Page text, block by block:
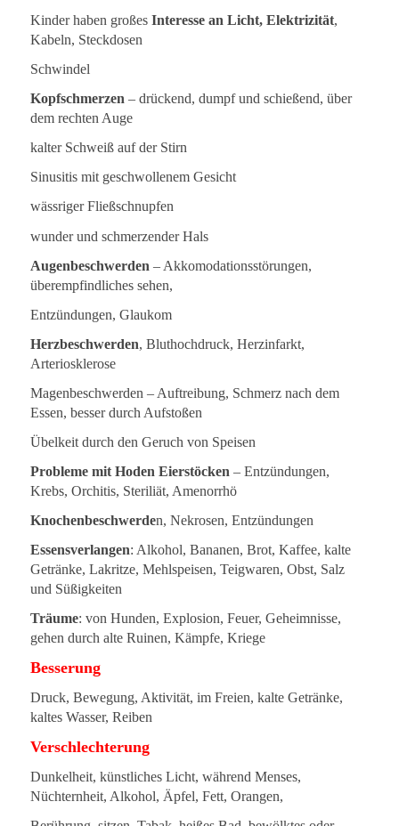
Kinder haben großes Interesse an Licht, Elektrizität,
Kabeln, Steckdosen
Schwindel
Kopfschmerzen – drückend, dumpf und schießend, über
dem rechten Auge
kalter Schweiß auf der Stirn
Sinusitis mit geschwollenem Gesicht
wässriger Fließschnupfen
wunder und schmerzender Hals
Augenbeschwerden – Akkomodationsstörungen,
überempfindliches sehen,
Entzündungen, Glaukom
Herzbeschwerden, Bluthochdruck, Herzinfarkt,
Arteriosklerose
Magenbeschwerden – Auftreibung, Schmerz nach dem
Essen, besser durch Aufstoßen
Übelkeit durch den Geruch von Speisen
Probleme mit Hoden Eierstöcken – Entzündungen,
Krebs, Orchitis, Steriliät, Amenorrhö
Knochenbeschwerden, Nekrosen, Entzündungen
Essensverlangen: Alkohol, Bananen, Brot, Kaffee, kalte
Getränke, Lakritze, Mehlspeisen, Teigwaren, Obst, Salz
und Süßigkeiten
Träume: von Hunden, Explosion, Feuer, Geheimnisse,
gehen durch alte Ruinen, Kämpfe, Kriege
Besserung
Druck, Bewegung, Aktivität, im Freien, kalte Getränke,
kaltes Wasser, Reiben
Verschlechterung
Dunkelheit, künstliches Licht, während Menses,
Nüchternheit, Alkohol, Äpfel, Fett, Orangen,